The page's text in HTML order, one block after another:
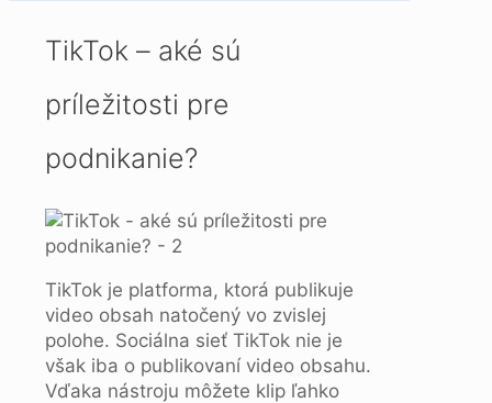
TikTok – aké sú
príležitosti pre
podnikanie?
TikTok je platforma, ktorá publikuje
video obsah natočený vo zvislej
polohe. Sociálna sieť TikTok nie je
však iba o publikovaní video obsahu.
Vďaka nástroju môžete klip ľahko